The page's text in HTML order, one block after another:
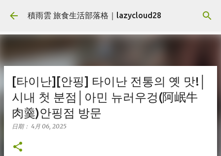
跳到主要內容
積雨雲 旅食生活部落格｜lazycloud28
[타이난][안핑] 타이난 전통의 옛 맛!│
시내 첫 분점│아민 뉴러우겅(阿岷牛
肉羹)안핑점 방문
日期： 4月 06, 2025